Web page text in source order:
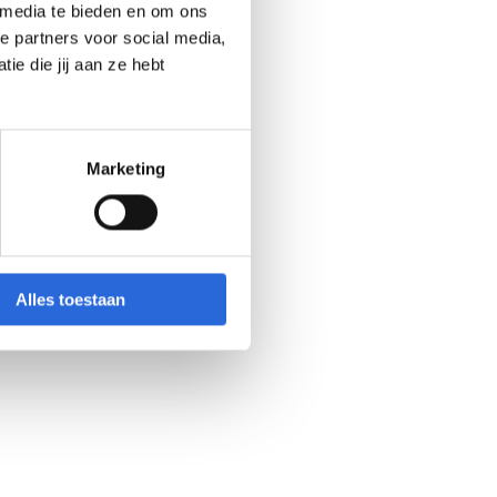
te bieden en om ons
partners voor social media,
die jij aan ze hebt
Marketing
Alles toestaan